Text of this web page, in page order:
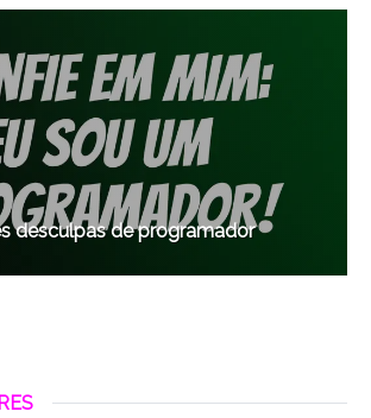
desculpas de programador